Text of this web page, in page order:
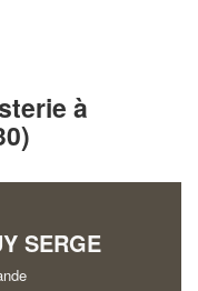
à
SERGE
chiffre
tout en gagnant de